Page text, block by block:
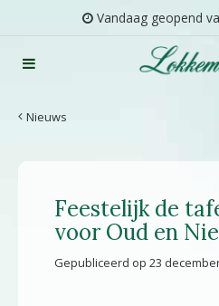
Nieuws
Vandaag geopend
Feestelijk de
voor Oud en
Gepubliceerd op 23